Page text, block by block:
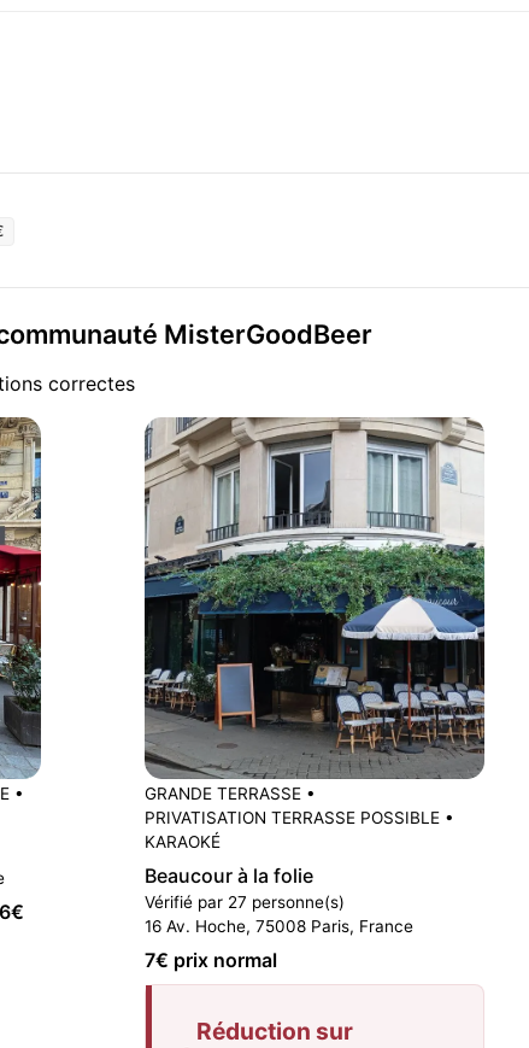
MisterGoodBeer
correctes
•
6€
GRANDE TERRASSE •
PRIVATISATION TERRASSE POSSIBLE •
KARAOKÉ
Beaucour à la folie
Vérifié par 27 personne(s)
16 Av. Hoche, 75008 Paris, France
7€ prix normal
Réduction sur